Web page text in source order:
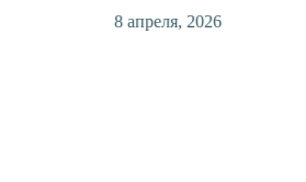
8 апреля, 2026